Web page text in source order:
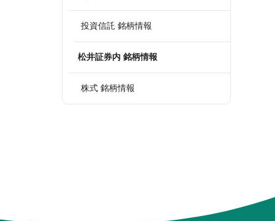
投資信託 銘柄情報
松井証券内 銘柄情報
株式 銘柄情報